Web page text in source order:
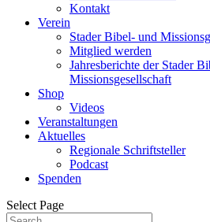
Kontakt
Verein
Stader Bibel- und
Mitglied werden
Jahresberichte der Stader
Missionsgesellschaft
Shop
Videos
Veranstaltungen
Aktuelles
Regionale Schriftsteller
Podcast
Spenden
Select Page